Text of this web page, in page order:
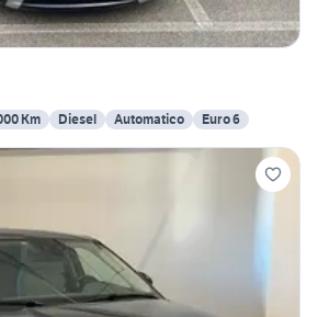
Km Diesel Automatico Euro 6